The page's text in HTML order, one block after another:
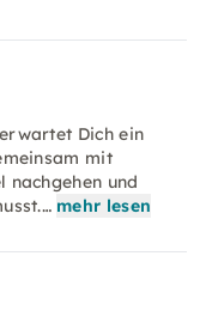
Dich ein
mit
nachgehen und
mehr lesen